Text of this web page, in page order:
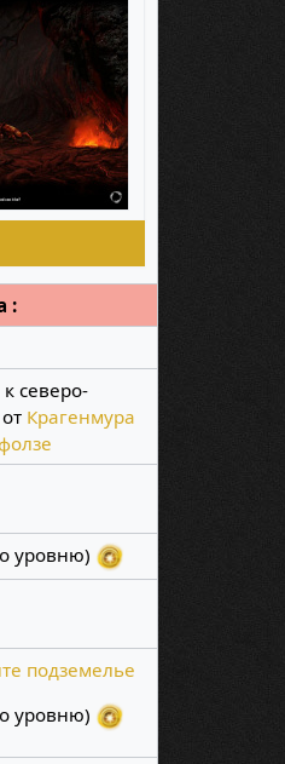
:
северо-
Крагенмура
уровню)
подземелье
уровню)